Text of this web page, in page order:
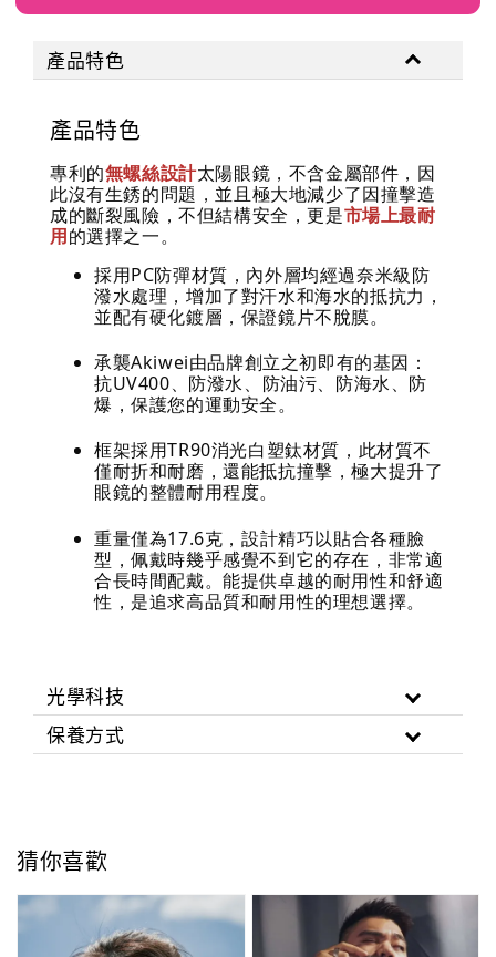
產品特色
產品特色
專利的無螺絲設計太陽眼鏡，不含金屬部件，因
此沒有生銹的問題，並且極大地減少了因撞擊造
成的斷裂風險，不但結構安全，更是市場上最耐
用的選擇之一。
採用PC防彈材質，內外層均經過奈米級防
潑水處理，增加了對汗水和海水的抵抗力，
並配有硬化鍍層，保證鏡片不脫膜。
承襲Akiwei由品牌創立之初即有的基因：
抗UV400、防潑水、防油污、防海水、防
爆，保護您的運動安全。
框架採用TR90消光白塑鈦材質，此材質不
僅耐折和耐磨，還能抵抗撞擊，極大提升了
眼鏡的整體耐用程度。
重量僅為17.6克，設計精巧以貼合各種臉
型，佩戴時幾乎感覺不到它的存在，非常適
合長時間配戴。能提供卓越的耐用性和舒適
性，是追求高品質和耐用性的理想選擇。
光學科技
保養方式
猜你喜歡